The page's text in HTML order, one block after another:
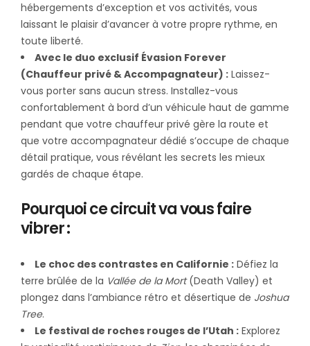
hébergements d’exception et vos activités, vous
laissant le plaisir d’avancer à votre propre rythme, en
toute liberté.
Avec le duo exclusif Évasion Forever
(Chauffeur privé & Accompagnateur) : Laissez-
vous porter sans aucun stress. Installez-vous
confortablement à bord d’un véhicule haut de gamme
pendant que votre chauffeur privé gère la route et
que votre accompagnateur dédié s’occupe de chaque
détail pratique, vous révélant les secrets les mieux
gardés de chaque étape.
Pourquoi ce circuit va vous faire
vibrer :
Le choc des contrastes en Californie : Défiez la
terre brûlée de la Vallée de la Mort(Death Valley) et
plongez dans l’ambiance rétro et désertique de Joshua
Tree.
Le festival de roches rouges de l’Utah : Explorez